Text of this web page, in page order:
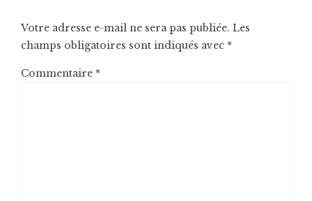
Votre adresse e-mail ne sera pas publiée. Les
champs obligatoires sont indiqués avec *
Commentaire *